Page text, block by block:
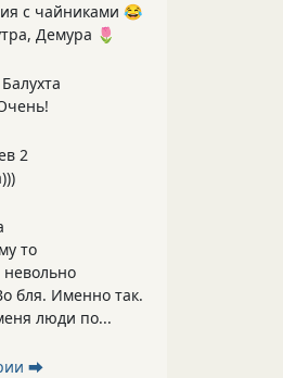
с чайниками 😂
Демура 🌷
2
то
бля. Именно так.
люди по...
⮕